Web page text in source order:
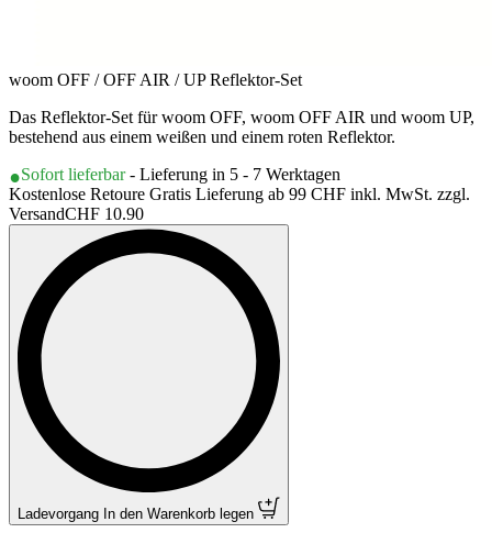
woom OFF / OFF AIR / UP Reflektor-Set
Das Reflektor-Set für woom OFF, woom OFF AIR und woom UP,
bestehend aus einem weißen und einem roten Reflektor.
Sofort lieferbar- Lieferung in 5 - 7 Werktagen
Kostenlose Retoure Gratis Lieferung ab 99 CHF inkl. MwSt. zzgl.
VersandCHF 10.90
Ladevorgang In den Warenkorb legen